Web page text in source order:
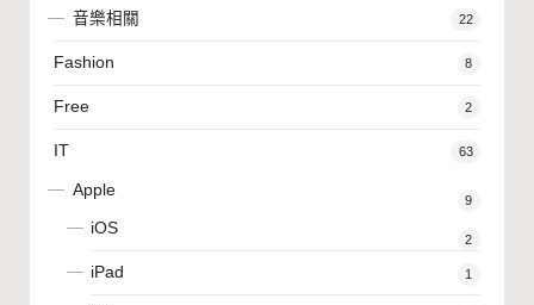
音樂相關 22
Fashion 8
Free 2
IT 63
Apple
9
iOS
2
iPad 1